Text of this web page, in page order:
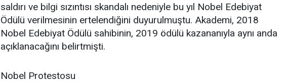
saldırı ve bilgi sızıntısı skandalı nedeniyle bu yıl Nobel Edebiyat
Ödülü verilmesinin ertelendiğini duyurulmuştu. Akademi, 2018
Nobel Edebiyat Ödülü sahibinin, 2019 ödülü kazananıyla aynı anda
açıklanacağını belirtmişti.
Nobel Protestosu